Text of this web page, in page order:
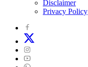
Disclaimer
Privacy Policy